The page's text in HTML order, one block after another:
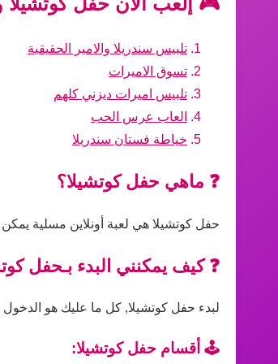
تلبيس سندريلا والامير الحقيقية
تسوق الاميرات
تلبيس اميرات ديزني كلهم
العاب عرس الحب
خياطة فستان سندريلا
❓ ماهي حفل كوتشيلا؟
حفل كوتشيلا هي لعبة أونلاين مسلية
❓ كيف يمكنني البدء بـحفل
لبدء حفل كوتشيلا, كل ما عليك هو الدخول
🕹️ أقسام حفل كوتشيلا: